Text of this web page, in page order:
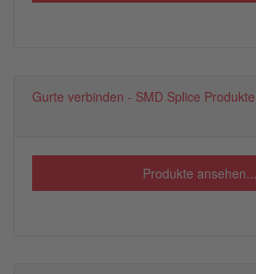
Gurte verbinden - SMD Splice Produkte
Produkte ansehen...